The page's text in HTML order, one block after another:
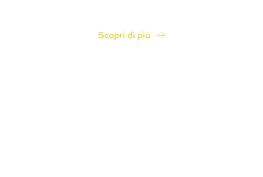
Scopri di più